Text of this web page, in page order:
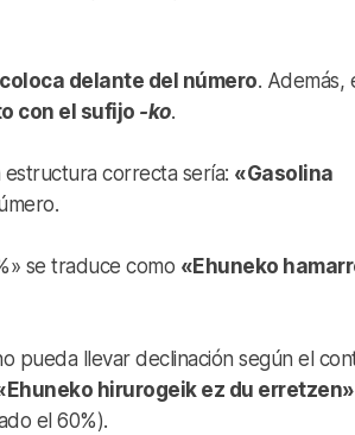
delante del número. Además,
con el sufijo -ko.
estructura correcta sería: «Gasolina
se traduce como «Ehuneko
pueda llevar declinación según el
hirurogeik ez du erretzen»
el 60%).